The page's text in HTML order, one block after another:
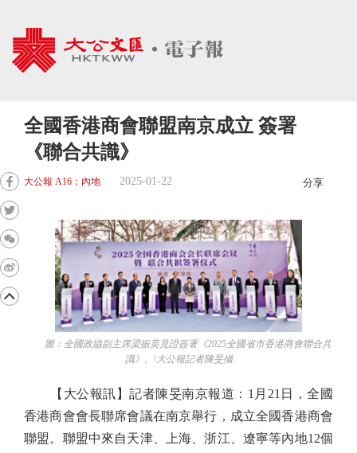
全國香港商會聯盟南京成立 簽署
《聯合共識》
大公報 A16：內地 2025-01-22 分享
圖：全國政協副主席梁振英見證簽署《2025全國省市香港商會聯合共
識》。\大公報記者陳旻攝
【大公報訊】記者陳旻南京報道：1月21日，全國
香港商會會長聯席會議在南京舉行，成立全國香港商會
聯盟。聯盟中來自天津、上海、浙江、遼寧等內地12個